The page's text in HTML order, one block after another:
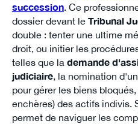
succession. Ce
dossier devant le Tribunal
double : tenter une ultime
droit, ou initier les
telles que la demande
judiciaire, la nomination
pour gérer les biens
enchères) des actifs indivis.
permet de naviguer les